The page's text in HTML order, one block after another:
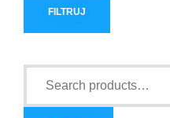
FILTRUJ